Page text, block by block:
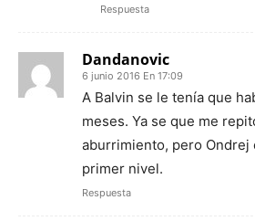
Respuesta
Dandanovic
6 junio 2016 En 17:09
A Balvin se le tenía que
meses. Ya se que me
aburrimiento, pero Ondrej
primer nivel.
Respuesta